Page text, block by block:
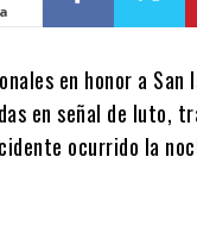
en honor a
en señal de luto,
ocurrido la